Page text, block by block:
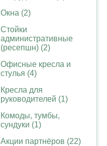
Окна (2)
Стойки
административные
(ресепшн) (2)
Офисные кресла и
стулья (4)
Кресла для
руководителей (1)
Комоды, тумбы,
сундуки (1)
Акции партнёров (22)